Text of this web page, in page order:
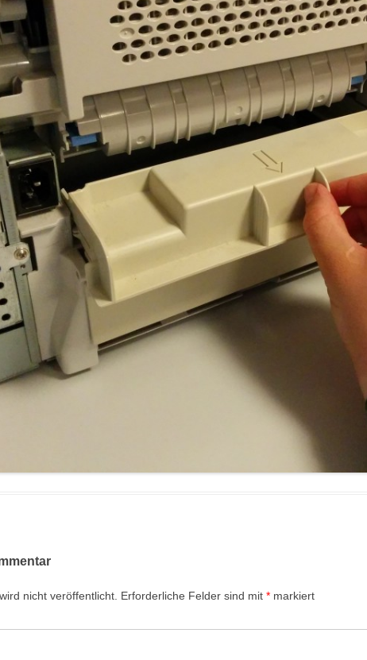
nicht veröffentlicht. Erforderliche Felder sind mit * markiert